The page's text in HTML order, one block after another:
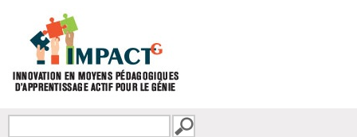
FORMULAIRE DE